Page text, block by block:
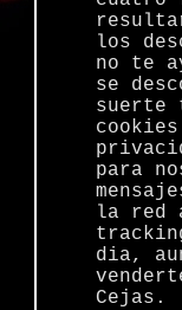
los
no te
se
suerte
para
la red
dia,
Cejas.